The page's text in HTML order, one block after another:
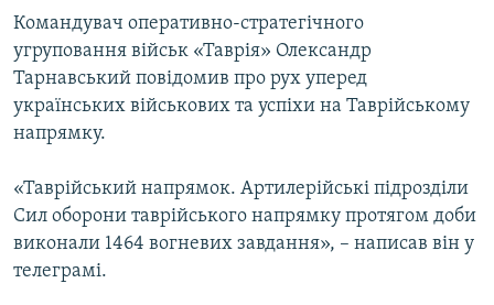
Усі сайти RFE/RL
Командувач оперативно-стратегічного
угруповання військ «Таврія» Олександр
Тарнавський повідомив про рух уперед
українських військових та успіхи на Таврійському
напрямку.
«Таврійський напрямок. Артилерійські підрозділи
Сил оборони таврійського напрямку протягом доби
виконали 1464 вогневих завдання», – написав він у
телеграмі.